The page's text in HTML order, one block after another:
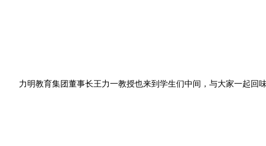
力明教育集团董事长王力一教授也来到学生们中间，与大家一起回